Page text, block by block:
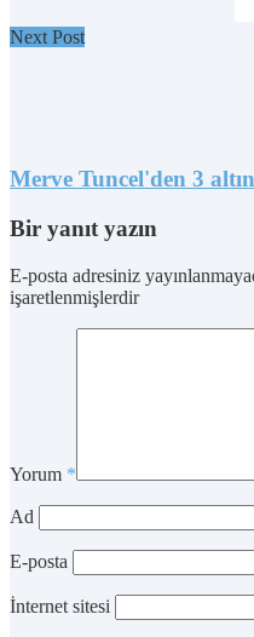
Next Post
Merve Tuncel'den 3
Bir yanıt yazın
E-posta adresiniz
işaretlenmişlerdir
Yorum *
Ad
E-posta
İnternet sitesi